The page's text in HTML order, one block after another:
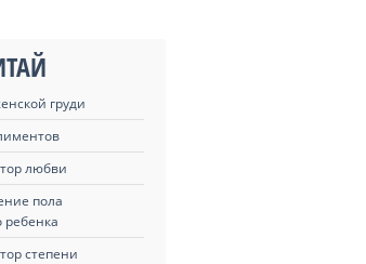
груди
любви
пола
ребенка
степени